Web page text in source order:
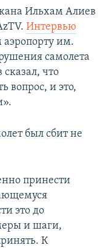
Ильхам Алиев
Интервью
им.
самолета
что
вопрос, и это,
был сбит не
принести
это до
и шаги,
К